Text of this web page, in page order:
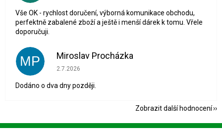
Vše OK - rychlost doručení, výborná komunikace obchodu,
perfektně zabalené zboží a ještě i menší dárek k tomu. Vřele
doporučuji.
MP Miroslav Procházka
Hodnocení obchodu je 1 z 5 hvězdiček.
2.7.2026
Dodáno o dva dny později.
Zobrazit další hodnocení
Z